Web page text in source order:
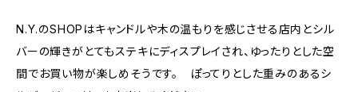
N.Y.のSHOPはキャンドルや木の温もりを感じさせる店内とシル
バーの輝きがとてもステキにディスプレイされ、ゆったりとした空
間でお買い物が楽しめそうです。 ぽってりとした重みのあるシ